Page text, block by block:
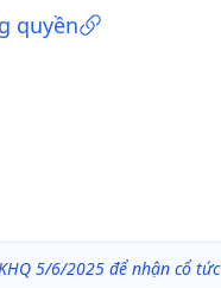
quyền
5/6/2025 để nhận cổ tức